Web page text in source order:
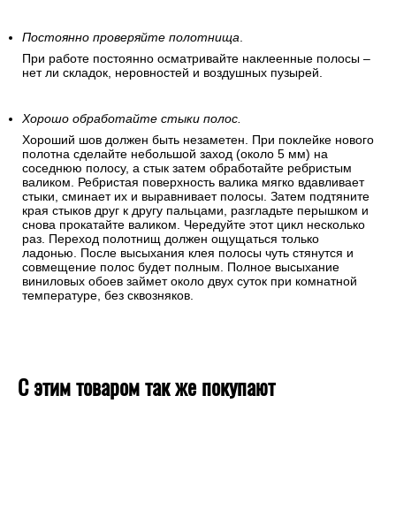
Постоянно проверяйте полотнища.
При работе постоянно осматривайте наклеенные полосы –
нет ли складок, неровностей и воздушных пузырей.
Хорошо обработайте стыки полос.
Хороший шов должен быть незаметен. При поклейке нового
полотна сделайте небольшой заход (около 5 мм) на
соседнюю полосу, а стык затем обработайте ребристым
валиком. Ребристая поверхность валика мягко вдавливает
стыки, сминает их и выравнивает полосы. Затем подтяните
края стыков друг к другу пальцами, разгладьте перышком и
снова прокатайте валиком. Чередуйте этот цикл несколько
раз. Переход полотнищ должен ощущаться только
ладонью. После высыхания клея полосы чуть стянутся и
совмещение полос будет полным. Полное высыхание
виниловых обоев займет около двух суток при комнатной
температуре, без сквозняков.
С этим товаром так же покупают